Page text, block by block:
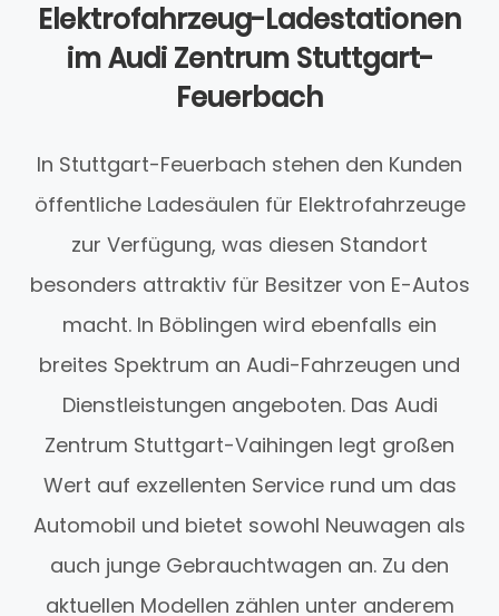
Elektrofahrzeug-Ladestationen
im Audi Zentrum Stuttgart-
Feuerbach
In Stuttgart-Feuerbach stehen den Kunden
öffentliche Ladesäulen für Elektrofahrzeuge
zur Verfügung, was diesen Standort
besonders attraktiv für Besitzer von E-Autos
macht. In Böblingen wird ebenfalls ein
breites Spektrum an Audi-Fahrzeugen und
Dienstleistungen angeboten. Das Audi
Zentrum Stuttgart-Vaihingen legt großen
Wert auf exzellenten Service rund um das
Automobil und bietet sowohl Neuwagen als
auch junge Gebrauchtwagen an. Zu den
aktuellen Modellen zählen unter anderem